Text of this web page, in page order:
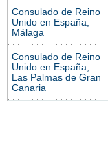
Consulado de Reino
Unido en España,
Málaga
Consulado de Reino
Unido en España,
Las Palmas de Gran
Canaria